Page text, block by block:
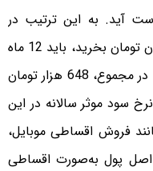
آید. به این ترتیب در
صورتی که شما طلایی به ارزش 3 میلیون تومان بخرید، باید 12 ماه
قسط 304 هزار تومانی پرداخت کنید و در مجموع، 648 هزار تومان
سود موثر سالانه در این
مانند فروش اقساطی موبایل،
اصل پول به‌صورت اقساطی